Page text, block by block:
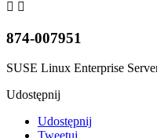
 
874-007951
SUSE Linux Enterprise
Udostępnij
Udostępnij